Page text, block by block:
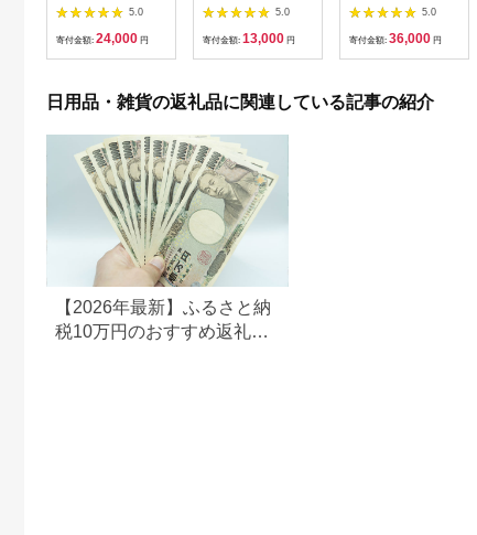
きキーケース＜キャメ
ル＞【m's】霧島市 革
革製品 牛革 本革 ヌメ
5.0
寄付金額: 24,000 円
日用品 生理用品 ナプ
キン ずれに強い スポ
ーツ用 ユニチャーム
5.0
寄付金額: 13,000 円
× 6袋
5.0
寄付金額: 36,000 円
日用品・雑貨の返礼品に関連している記事の紹介
【2026年最新】ふるさと納
税10万円のおすすめ返礼品